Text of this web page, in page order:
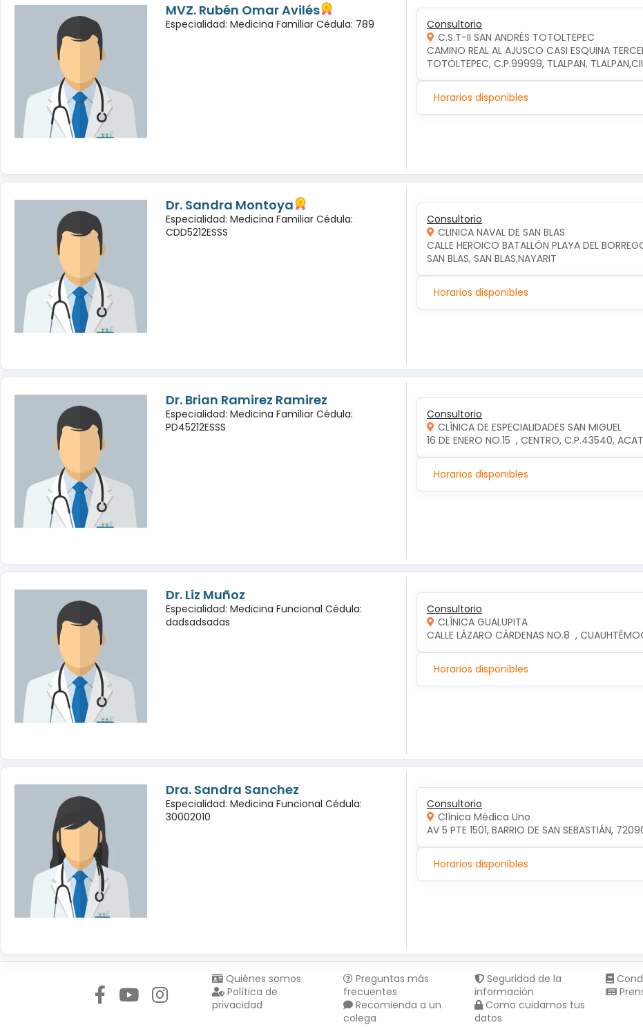
MVZ. Rubén Omar Avilés
Especialidad: Medicina Familiar Cédula: 789
Consultorio
C.S.T-II SAN ANDRÉS TOTOLTEPEC
CAMINO REAL AL AJUSCO CASI ESQUINA
TOTOLTEPEC, C.P.99999, TLALPAN,
Horarios disponibles
Dr. Sandra Montoya
Especialidad: Medicina Familiar Cédula:
CDD5212ESSS
Consultorio
CLINICA NAVAL DE SAN BLAS
CALLE HEROICO BATALLÓN PLAYA DEL
SAN BLAS, SAN BLAS,NAYARIT
Horarios disponibles
Dr. Brian Ramirez Ramirez
Especialidad: Medicina Familiar Cédula:
PD45212ESSS
Consultorio
CLÍNICA DE ESPECIALIDADES SAN MIGUEL
16 DE ENERO NO.15  , CENTRO, C.P.43540,
Horarios disponibles
Dr. Liz Muñoz
Especialidad: Medicina Funcional Cédula:
dadsadsadas
Consultorio
CLÍNICA GUALUPITA
CALLE LÁZARO CÁRDENAS NO.8  ,
Horarios disponibles
Dra. Sandra Sanchez
Especialidad: Medicina Funcional Cédula:
30002010
Consultorio
Clínica Médica Uno
AV 5 PTE 1501, BARRIO DE SAN SEBASTIÁN,
Horarios disponibles
Quiénes somos
Política de
privacidad
Preguntas más
frecuentes
Recomienda a un
colega
Seguridad de la
información
Como cuidamos tus
datos